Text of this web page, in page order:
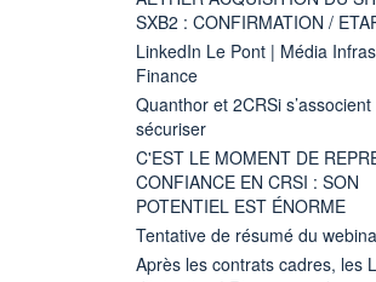
SXB2 : CONFIRMATION /
LinkedIn Le Pont | Média
Finance
Quanthor et 2CRSi
sécuriser
C'EST LE MOMENT DE
CONFIANCE EN CRSI : SON
POTENTIEL EST ÉNORME
Tentative de résumé du
Après les contrats cadres, les